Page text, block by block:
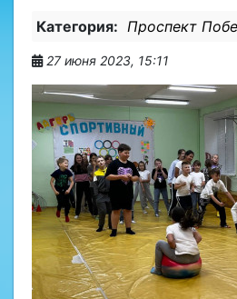
Категория: Проспект
27 июня 2023, 15:11